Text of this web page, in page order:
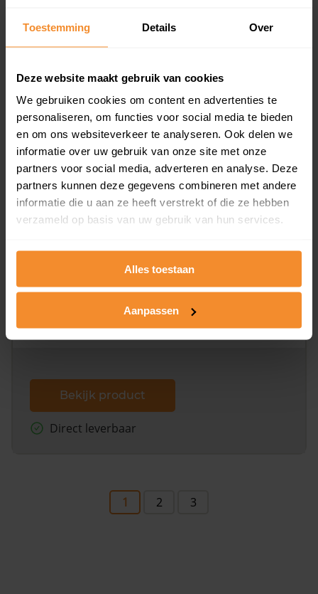
Toestemming Details Over
Deze website maakt gebruik van cookies
We gebruiken cookies om content en advertenties te
personaliseren, om functies voor social media te bieden
en om ons websiteverkeer te analyseren. Ook delen we
informatie over uw gebruik van onze site met onze
partners voor social media, adverteren en analyse. Deze
partners kunnen deze gegevens combineren met andere
informatie die u aan ze heeft verstrekt of die ze hebben
verzameld op basis van uw gebruik van hun services.
Alles toestaan
Aanpassen
en koopdatum) binnen een postcodegebied. Dit
koopsommen.
Bekijk product
Direct leverbaar
Kadastrale kaart pakket
Alleen globale ligging perceel
omliggende percelen met de kadastrale erfgrenzen,
Bekijk product
Direct leverbaar
1 2 3